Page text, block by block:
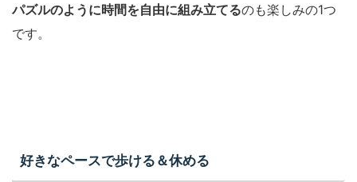
パズルのように時間を自由に組み立てるのも楽しみの1つ
です。
好きなペースで歩ける＆休める